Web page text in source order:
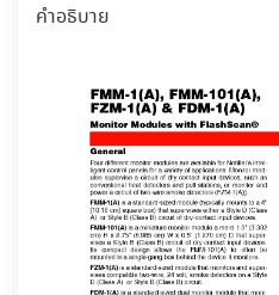
คำอธิบาย